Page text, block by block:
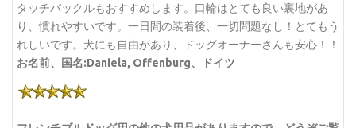
タッチバックルもおすすめします。口輪はとても良い裏地があ
り、慣れやすいです。一日間の装着後、一切問題なし！とてもう
れしいです。犬にも自由があり、ドッグオーナーさんも安心！！
お名前、国名:Daniela, Offenburg、ドイツ